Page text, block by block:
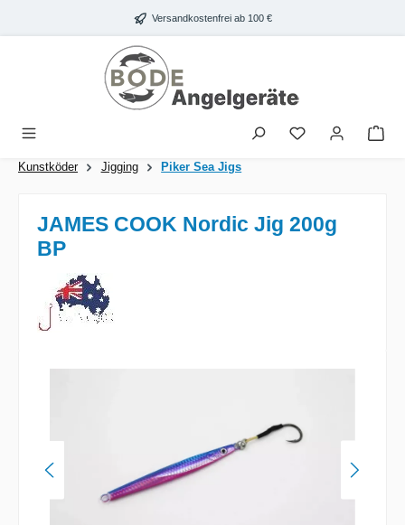
Zum Hauptinhalt springen Versandkostenfrei ab 100 €
Kunstköder Jigging Piker Sea Jigs
JAMES COOK Nordic Jig 200g
BP